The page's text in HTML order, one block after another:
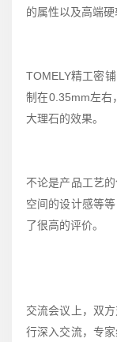
的属性以及高端硬
TOMELY精工密
制在0.35mm左右
大理石的效果。
不论是产品工艺
空间的设计感等
了很高的评价。
交流会议上，双
行深入交流，专